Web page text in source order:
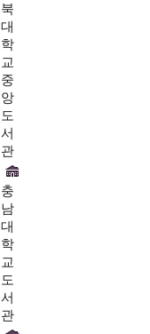
북
대
학
교
중
앙
도
서
관
충
남
대
학
교
도
서
관